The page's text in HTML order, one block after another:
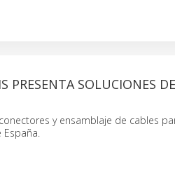
PRESENTA SOLUCIONES
y ensamblaje de cables